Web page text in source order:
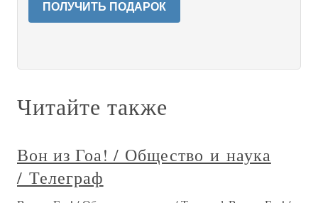
ПОЛУЧИТЬ ПОДАРОК
Читайте также
Вон из Гоа! / Общество и наука
/ Телеграф